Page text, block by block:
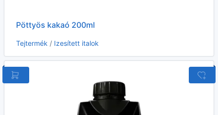
Pöttyös kakaó 200ml
Tejtermék / Izesített italok